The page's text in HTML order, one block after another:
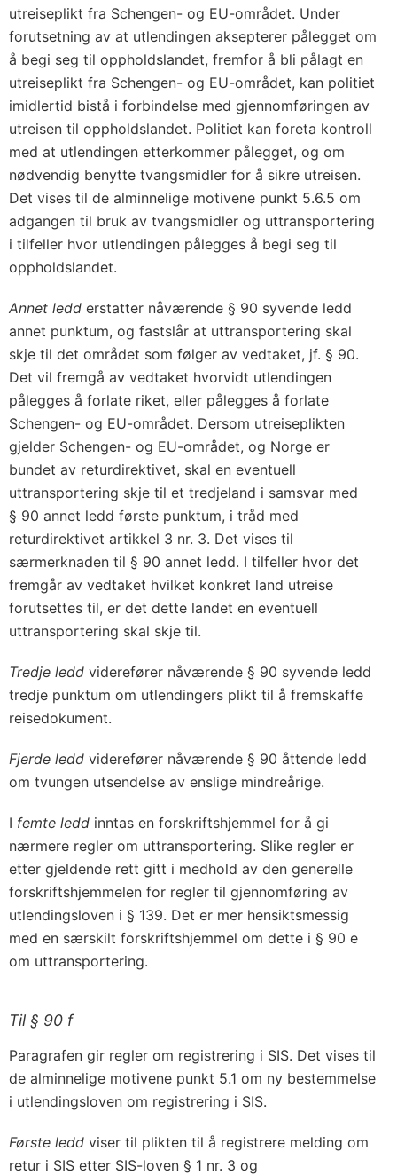
utreiseplikt fra Schengen- og EU-området. Under
forutsetning av at utlendingen aksepterer pålegget om
å begi seg til oppholdslandet, fremfor å bli pålagt en
utreiseplikt fra Schengen- og EU-området, kan politiet
imidlertid bistå i forbindelse med gjennomføringen av
utreisen til oppholdslandet. Politiet kan foreta kontroll
med at utlendingen etterkommer pålegget, og om
nødvendig benytte tvangsmidler for å sikre utreisen.
Det vises til de alminnelige motivene punkt 5.6.5 om
adgangen til bruk av tvangsmidler og uttransportering
i tilfeller hvor utlendingen pålegges å begi seg til
oppholdslandet.
Annet ledd erstatter nåværende § 90 syvende ledd
annet punktum, og fastslår at uttransportering skal
skje til det området som følger av vedtaket, jf. § 90.
Det vil fremgå av vedtaket hvorvidt utlendingen
pålegges å forlate riket, eller pålegges å forlate
Schengen- og EU-området. Dersom utreiseplikten
gjelder Schengen- og EU-området, og Norge er
bundet av returdirektivet, skal en eventuell
uttransportering skje til et tredjeland i samsvar med
§ 90 annet ledd første punktum, i tråd med
returdirektivet artikkel 3 nr. 3. Det vises til
særmerknaden til § 90 annet ledd. I tilfeller hvor det
fremgår av vedtaket hvilket konkret land utreise
forutsettes til, er det dette landet en eventuell
uttransportering skal skje til.
Tredje ledd viderefører nåværende § 90 syvende ledd
tredje punktum om utlendingers plikt til å fremskaffe
reisedokument.
Fjerde ledd viderefører nåværende § 90 åttende ledd
om tvungen utsendelse av enslige mindreårige.
I femte ledd inntas en forskriftshjemmel for å gi
nærmere regler om uttransportering. Slike regler er
etter gjeldende rett gitt i medhold av den generelle
forskriftshjemmelen for regler til gjennomføring av
utlendingsloven i § 139. Det er mer hensiktsmessig
med en særskilt forskriftshjemmel om dette i § 90 e
om uttransportering.
Til § 90 f
Paragrafen gir regler om registrering i SIS. Det vises til
de alminnelige motivene punkt 5.1 om ny bestemmelse
i utlendingsloven om registrering i SIS.
Første ledd viser til plikten til å registrere melding om
retur i SIS etter SIS-loven § 1 nr. 3 og